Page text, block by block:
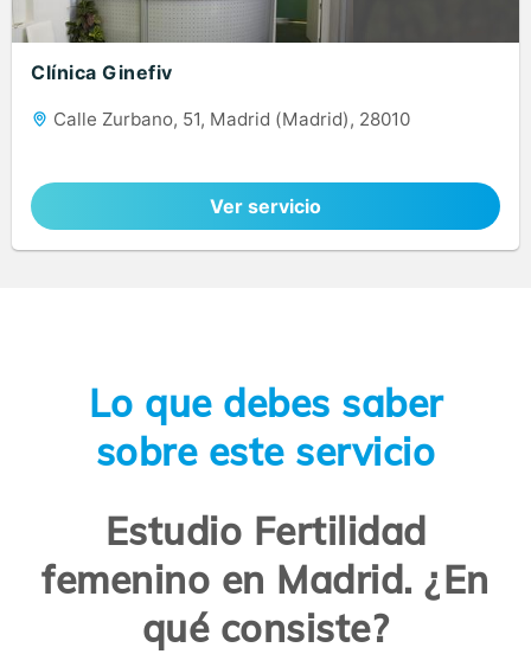
Clínica Ginefiv
Calle Zurbano, 51, Madrid (Madrid), 28010
Ver servicio
Lo que debes saber
sobre este servicio
Estudio Fertilidad
femenino en Madrid. ¿En
qué consiste?